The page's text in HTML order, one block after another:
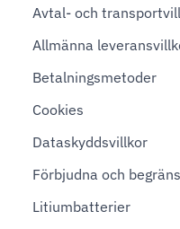
Avtal- och
Allmänna
Betalningsmetoder
Cookies
Dataskyddsvillkor
Förbjudna och
Litiumbatterier